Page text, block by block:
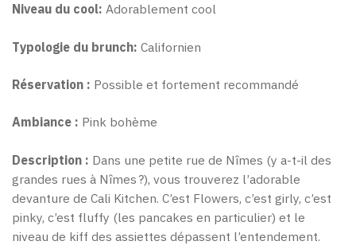
Niveau du cool: Adorablement cool
Typologie du brunch: Californien
Réservation : Possible et fortement recommandé
Ambiance : Pink bohème
Description : Dans une petite rue de Nîmes (y a-t-il des
grandes rues à Nîmes ?), vous trouverez l’adorable
devanture de Cali Kitchen. C’est Flowers, c’est girly, c’est
pinky, c’est fluffy (les pancakes en particulier) et le
niveau de kiff des assiettes dépassent l’entendement.